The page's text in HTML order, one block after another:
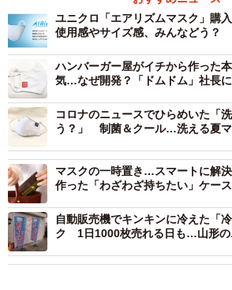
ユニクロ「エアリズムマスク」購
使用感やサイズ感、みんなどう？
ハンバーガー屋がイチから作った
気…なぜ開発？「ドムドム」社長
コロナのニュースでひらめいた「
う？」 制菌＆クール…洗える夏
マスクの一時置き…スマートに解
作った「わざわざ持ちたい」ケース
自動販売機でキンキンに冷えた「
ク 1日1000枚売れる日も…山形の